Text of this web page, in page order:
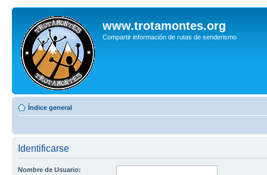
www.trotamontes.org
Compartir información de rutas de senderismo
Índice general
Identificarse
Nombre de Usuario: